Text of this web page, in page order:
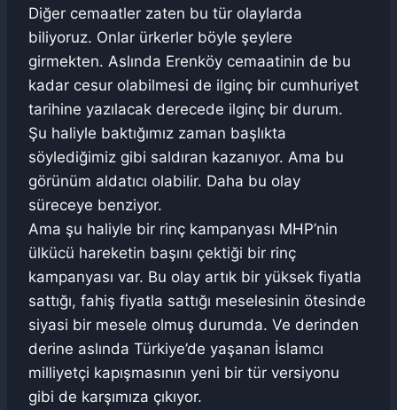
Diğer cemaatler zaten bu tür olaylarda
biliyoruz. Onlar ürkerler böyle şeylere
girmekten. Aslında Erenköy cemaatinin de bu
kadar cesur olabilmesi de ilginç bir cumhuriyet
tarihine yazılacak derecede ilginç bir durum.
Şu haliyle baktığımız zaman başlıkta
söylediğimiz gibi saldıran kazanıyor. Ama bu
görünüm aldatıcı olabilir. Daha bu olay
süreceye benziyor.
Ama şu haliyle bir rinç kampanyası MHP’nin
ülkücü hareketin başını çektiği bir rinç
kampanyası var. Bu olay artık bir yüksek fiyatla
sattığı, fahiş fiyatla sattığı meselesinin ötesinde
siyasi bir mesele olmuş durumda. Ve derinden
derine aslında Türkiye’de yaşanan İslamcı
milliyetçi kapışmasının yeni bir tür versiyonu
gibi de karşımıza çıkıyor.